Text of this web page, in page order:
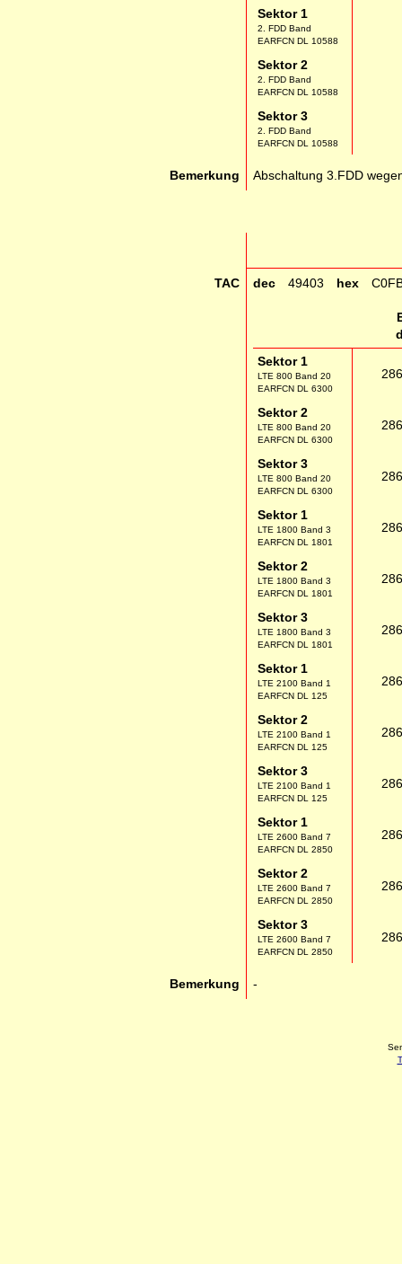
Sektor 1
2. FDD Band
EARFCN DL 10588
Sektor 2
2. FDD Band
EARFCN DL 10588
Sektor 3
2. FDD Band
EARFCN DL 10588
Bemerkung Abschaltung 3.FDD
TAC dec 49403 hex
Sektor 1
LTE 800 Band 20
EARFCN DL 6300
Sektor 2
LTE 800 Band 20
EARFCN DL 6300
Sektor 3
LTE 800 Band 20
EARFCN DL 6300
Sektor 1
LTE 1800 Band 3
EARFCN DL 1801
Sektor 2
LTE 1800 Band 3
EARFCN DL 1801
Sektor 3
LTE 1800 Band 3
EARFCN DL 1801
Sektor 1
LTE 2100 Band 1
EARFCN DL 125
Sektor 2
LTE 2100 Band 1
EARFCN DL 125
Sektor 3
LTE 2100 Band 1
EARFCN DL 125
Sektor 1
LTE 2600 Band 7
EARFCN DL 2850
Sektor 2
LTE 2600 Band 7
EARFCN DL 2850
Sektor 3
LTE 2600 Band 7
EARFCN DL 2850
Bemerkung -